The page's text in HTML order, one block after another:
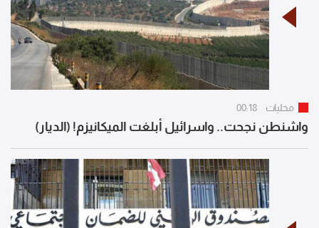
محليات 00:18
واشنطن نجحت.. واسرائيل أبلغت الميكانيزم! (الديار)